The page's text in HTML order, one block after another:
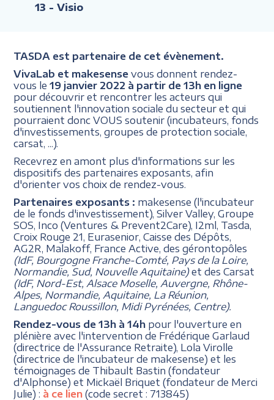
13 - Visio
TASDA est partenaire de cet évènement.
VivaLab et makesense vous donnent rendez-
vous le19 janvier 2022 à partir de 13h en ligne
pour découvrir et rencontrer les acteurs qui
soutiennent l'innovation sociale du secteur et qui
pourraient donc VOUS soutenir (incubateurs, fonds
d'investissements, groupes de protection sociale,
carsat, ...).
Recevrez en amont plus d'informations sur les
dispositifs des partenaires exposants, afin
d'orienter vos choix de rendez-vous.
Partenaires exposants : makesense (l'incubateur
de le fonds d'investissement), Silver Valley, Groupe
SOS, Inco (Ventures & Prevent2Care), I2ml, Tasda,
Croix Rouge 21, Eurasenior, Caisse des Dépôts,
AG2R, Malakoff, France Active, des gérontopôles
(IdF, Bourgogne Franche-Comté, Pays de la Loire,
Normandie, Sud, Nouvelle Aquitaine)et des Carsat
(IdF, Nord-Est, Alsace Moselle, Auvergne, Rhône-
Alpes, Normandie, Aquitaine, La Réunion,
Languedoc Roussillon, Midi Pyrénées, Centre).
Rendez-vous de 13h à 14h pour l'ouverture en
plénière avec l'intervention de Frédérique Garlaud
(directrice de l'Assurance Retraite), Lola Virolle
(directrice de l'incubateur de makesense) et les
témoignages de Thibault Bastin (fondateur
d'Alphonse) et Mickaël Briquet (fondateur de Merci
Julie) : à ce lien (code secret : 713845)